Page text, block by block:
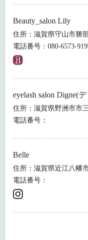
Beauty_salon Lily
住所：滋賀県守山市勝
電話番号：080-6573-
eyelash salon Digne(
住所：滋賀県野洲市市
電話番号：
Belle
住所：滋賀県近江八幡
電話番号：